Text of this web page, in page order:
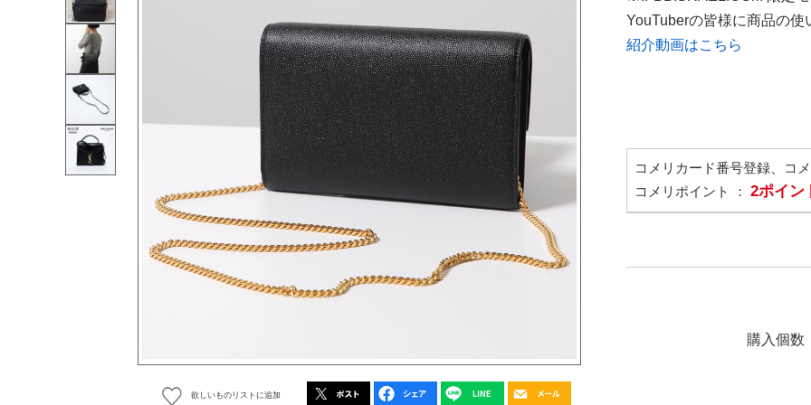
欲しいものリストに追加
YouTuberの皆様に商品の
紹介動画はこちら
コメリカード番号登録、コ
コメリポイント ： 2ポイン
購入個数